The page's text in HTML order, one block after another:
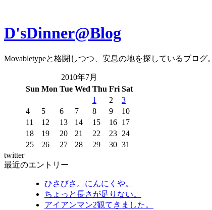
D'sDinner@Blog
Movabletypeと格闘しつつ、安息の地を探しているブログ。
2010年7月
Sun Mon Tue Wed Thu Fri Sat
1
2
3
4
5 6 7 8 9
10
11
12 13 14 15 16 17
18
19 20 21 22 23 24
25
26 27 28 29 30 31
twitter
最近のエントリー
ひさびさ。にんにくや。
ちょっと長さが足りない。
アイアンマン2観てきました。